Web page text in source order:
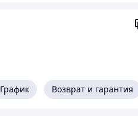
График Возврат и гарантия